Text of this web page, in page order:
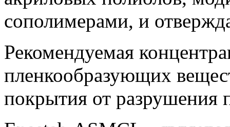
сополимерами, и
Рекомендуемая
пленкообразующих
покрытия от разрушения